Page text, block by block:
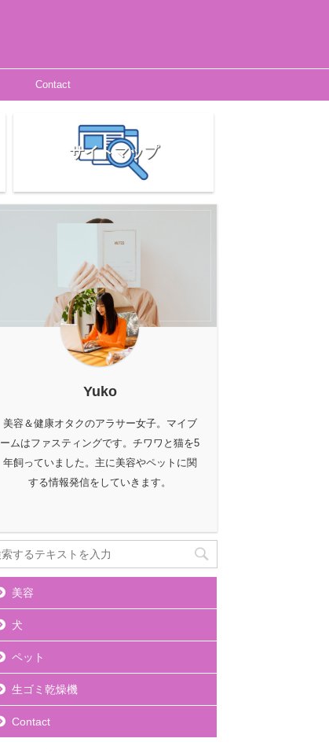
Contact
サイトマップ
Yuko
美容＆健康オタクのアラサー女子。マイブ
ームはファスティングです。チワワと猫を5
年飼っていました。主に美容やペットに関
する情報発信をしていきます。
美容
犬
ペット
生ゴミ乾燥機
Contact